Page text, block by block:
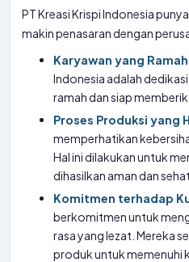
PT Kreasi Krispi Indonesia
makin penasaran dengan
Karyawan yang
Indonesia adalah
ramah dan siap
Proses Produksi yang
memperhatikan
Hal ini dilakukan untuk
dihasilkan aman dan
Komitmen terhadap
berkomitmen untuk
rasa yang lezat. Mereka
produk untuk memenuhi